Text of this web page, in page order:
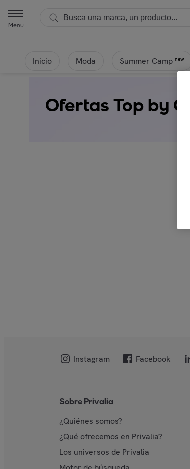
Menu
Inicio Moda Summer Camp new
Ofertas Top by
Instagram Facebook
Sobre Privalia
¿Quiénes somos?
¿Qué ofrecemos en Privalia?
Los universos de Privalia